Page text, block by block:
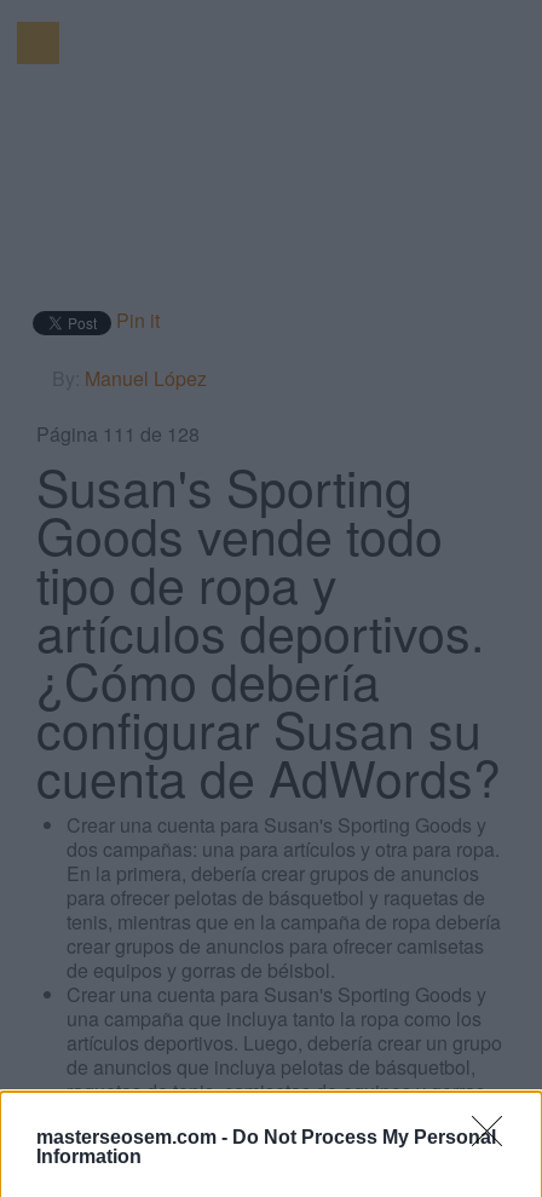
masterseosem.com - Do Not Process My Personal
Information
Search
Pin it
Manuel López
Página 111 de 128
Susan's Sporting
Goods vende todo
tipo de ropa y
artículos deportivos.
¿Cómo debería
configurar Susan su
cuenta de AdWords?
Crear una cuenta para Susan's Sporting Goods y
dos campañas: una para artículos y otra para ropa.
En la primera, debería crear grupos de anuncios
para ofrecer pelotas de básquetbol y raquetas de
tenis, mientras que en la campaña de ropa debería
crear grupos de anuncios para ofrecer camisetas
de equipos y gorras de béisbol.
Crear una cuenta para Susan's Sporting Goods y
una campaña que incluya tanto la ropa como los
artículos deportivos. Luego, debería crear un grupo
de anuncios que incluya pelotas de básquetbol,
raquetas de tenis, camisetas de equipos y gorras
Crear dos cuentas: una para artículos y otra para
ropa. En la primera, debería crear una campaña